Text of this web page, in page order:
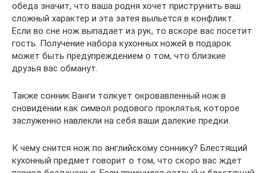
обеда значит, что ваша родня хочет приструнить ваш
сложный характер и эта затея выльется в конфликт.
Если во сне нож выпадает из рук, то вскоре вас посетит
гость. Получение набора кухонных ножей в подарок
может быть предупреждением о том, что близкие
друзья вас обманут.
Также сонник Ванги толкует окровавленный нож в
сновидении как символ родового проклятья, которое
заслуженно навлекли на себя ваши далекие предки.
К чему снится нож по английскому соннику? Блестящий
кухонный предмет говорит о том, что скоро вас ждет